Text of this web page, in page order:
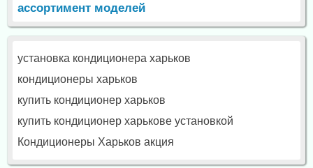
ассортимент моделей
установка кондиционера харьков
кондиционеры харьков
купить кондиционер харьков
купить кондиционер харькове установкой
Кондиционеры Харьков акция